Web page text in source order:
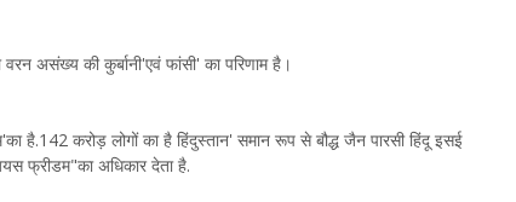
वरन असंख्य की कुर्बानी'एवं फांसी' का परिणाम है।
है.142 करोड़ लोगों का है हिंदुस्तान' समान रूप से बौद्ध जैन पारसी हिंदू इसई
फ्रीडम"का अधिकार देता है.